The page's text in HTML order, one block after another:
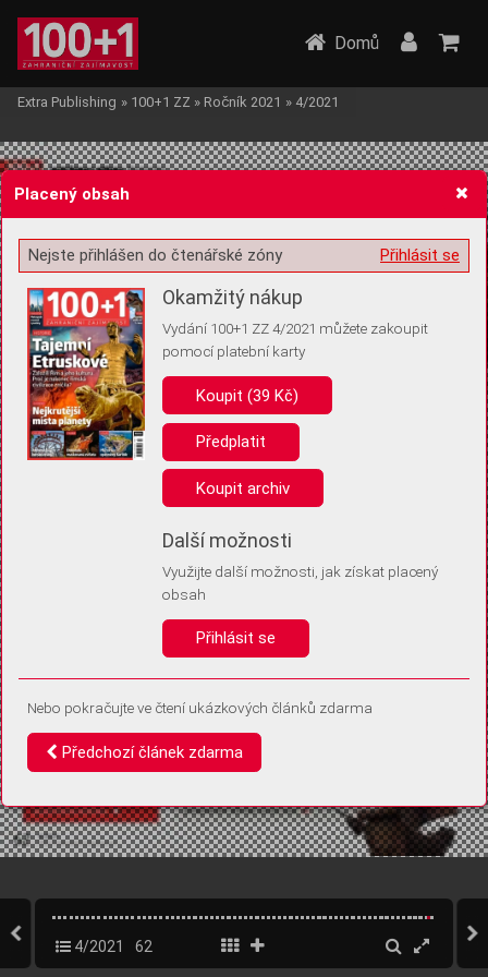
Žádost o souhlas s ukládáním volitelných informací
Pro základní fungování webu nepotřebujeme ukládat žádné informace
(tzv. cookies apod.). Rádi bychom vás ale požádali o souhlas s
uložením volitelných informací:
Anonymní unikátní ID
Díky němu příště poznáme, že se jedná o stejné zařízení, a
Identifikátor je zcela anonymní.
Vaše souhlasy a odmítnutí si ukládáme do vašeho zařízení, abychom se
vás už příště znovu neptali. Můžete je kdykoli později upravit ve Správě
Domů
Extra Publishing » 100+1 ZZ » Ročník 2021 » 4/2021
4/2021 62
Placený obsah
Přihlásit se
Nejste přihlášen do čtenářské zóny
Okamžitý nákup
Vydání 100+1 ZZ 4/2021 můžete zakoupit
pomocí platební karty
Koupit (39 Kč)
Předplatit
Koupit archiv
Další možnosti
Využijte další možnosti, jak získat placený
obsah
Přihlásit se
Nebo pokračujte ve čtení ukázkových článků zdarma
Předchozí článek zdarma